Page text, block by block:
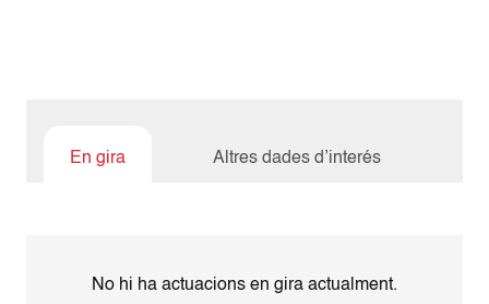
En gira Altres dades d’interés
No hi ha actuacions en gira actualment.